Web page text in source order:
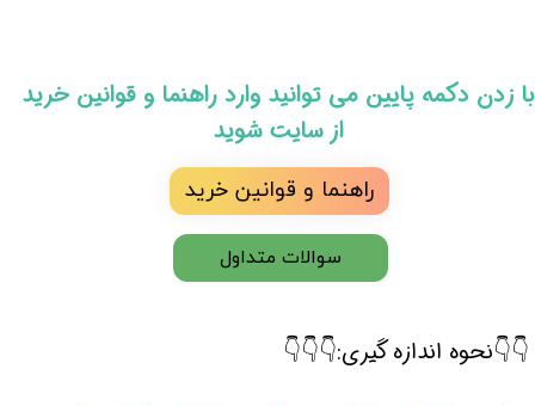
​​با زدن دکمه پایین می توانید وارد راهنما و قوانین خرید
از سایت شوید
راهنما و قوانین خرید
👇👇نحوه اندازه گیری:👇👇👇
سوالات متداول